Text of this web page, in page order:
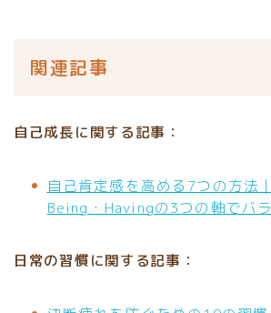
関連記事
自己成長に関する記事：
自己肯定感を高める7つの方法
Being・Havingの3つの軸でバ
日常の習慣に関する記事：